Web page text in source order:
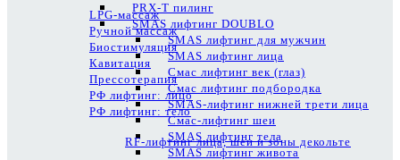
LPG-массаж
Ручной массаж
Биостимуляция
Кавитация
Прессотерапия
РФ лифтинг: лицо
РФ лифтинг: тело
RF-лифтинг лица, шеи и зоны декольте
PRX-T пилинг
SMAS лифтинг DOUBLO
SMAS лифтинг для мужчин
SMAS лифтинг лица
Смас лифтинг век (глаз)
Смас лифтинг подбородка
SMAS-лифтинг нижней трети лица
Смас-лифтинг шеи
SMAS лифтинг тела
SMAS лифтинг живота